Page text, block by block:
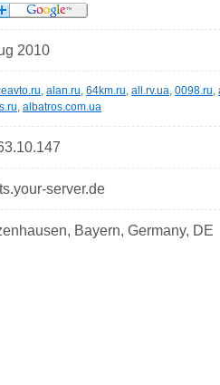
2010
, alan.ru, 64km.ru, all.rv.ua, 0098.ru,
, albatros.com.ua
server.de
Bayern, Germany, DE